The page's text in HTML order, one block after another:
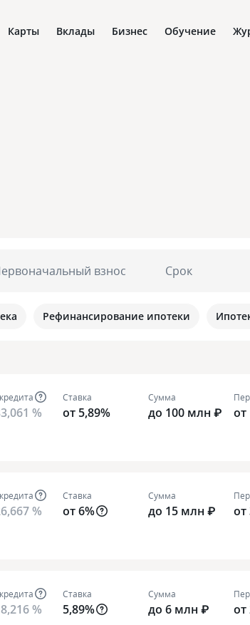
Карты Вклады Бизнес Обучение
взнос Срок
Рефинансирование ипотеки
%
Ставка
от 5,89%
Сумма
до 100 млн ₽ от
%
Ставка
от 6%
Сумма
до 15 млн ₽ от
%
Ставка
5,89%
Сумма
до 6 млн ₽ от